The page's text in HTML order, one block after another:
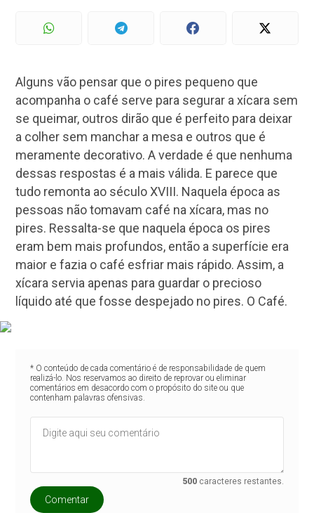
Alguns vão pensar que o pires pequeno que
acompanha o café serve para segurar a xícara sem
se queimar, outros dirão que é perfeito para deixar
a colher sem manchar a mesa e outros que é
meramente decorativo. A verdade é que nenhuma
dessas respostas é a mais válida. E parece que
tudo remonta ao século XVIII. Naquela época as
pessoas não tomavam café na xícara, mas no
pires. Ressalta-se que naquela época os pires
eram bem mais profundos, então a superfície era
maior e fazia o café esfriar mais rápido. Assim, a
xícara servia apenas para guardar o precioso
líquido até que fosse despejado no pires. O Café.
* O conteúdo de cada comentário é de responsabilidade de quem
realizá-lo. Nos reservamos ao direito de reprovar ou eliminar
comentários em desacordo com o propósito do site ou que
contenham palavras ofensivas.
500 caracteres restantes.
Comentar